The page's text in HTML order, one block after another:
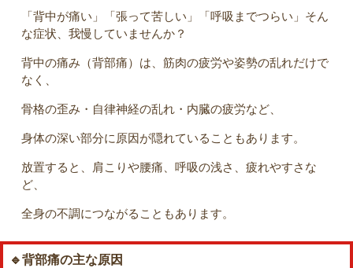
「背中が痛い」「張って苦しい」「呼吸までつらい」そん
な症状、我慢していませんか？
背中の痛み（背部痛）は、筋肉の疲労や姿勢の乱れだけで
なく、
骨格の歪み・自律神経の乱れ・内臓の疲労など、
身体の深い部分に原因が隠れていることもあります。
放置すると、肩こりや腰痛、呼吸の浅さ、疲れやすさな
ど、
全身の不調につながることもあります。
🔹背部痛の主な原因